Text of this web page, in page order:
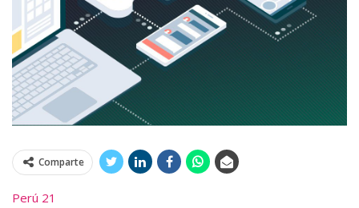
Comparte
Perú 21